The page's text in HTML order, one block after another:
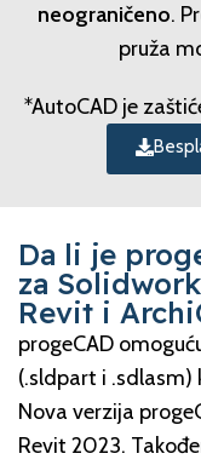
neograničeno.
pruža
*AutoCAD je
Da li je
za
Revit i
progeCAD
(.sldpart i .sdlasm)
Nova verzija
Revit 2023.